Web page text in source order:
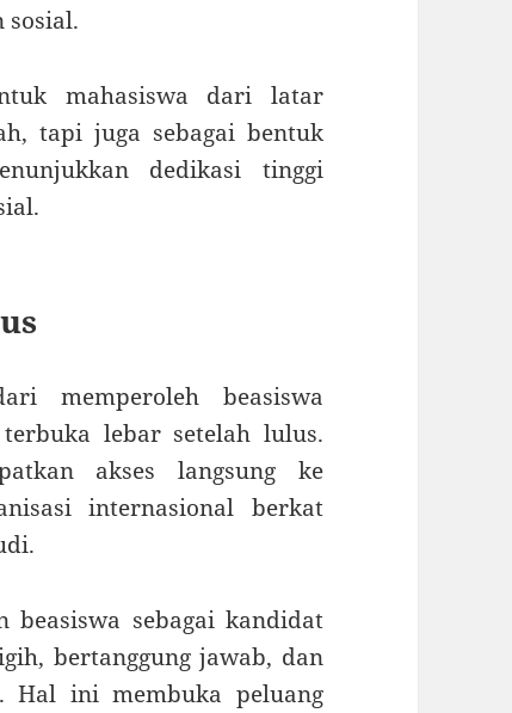
sosial.
mahasiswa dari latar
tapi juga sebagai bentuk
dedikasi tinggi
memperoleh beasiswa
lebar setelah lulus.
akses langsung ke
internasional berkat
beasiswa sebagai kandidat
bertanggung jawab, dan
Hal ini membuka peluang